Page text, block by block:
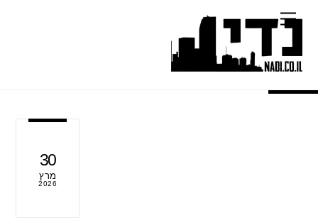
content
Menu
30
מרץ
2026